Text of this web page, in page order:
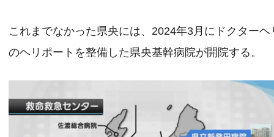
これまでなかった県央には、2024年3月にドクターヘ
のヘリポートを整備した県央基幹病院が開院する。